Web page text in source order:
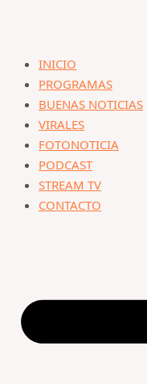
INICIO
PROGRAMAS
BUENAS NOTICIAS
VIRALES
FOTONOTICIA
PODCAST
STREAM TV
CONTACTO